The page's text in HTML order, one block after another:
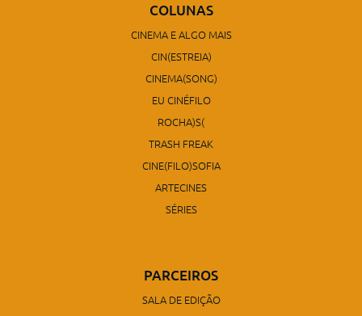
COLUNAS
CINEMA E ALGO MAIS
CIN(ESTREIA)
CINEMA(SONG)
EU CINÉFILO
ROCHA)S(
TRASH FREAK
CINE(FILO)SOFIA
ARTECINES
SÉRIES
PARCEIROS
SALA DE EDIÇÃO